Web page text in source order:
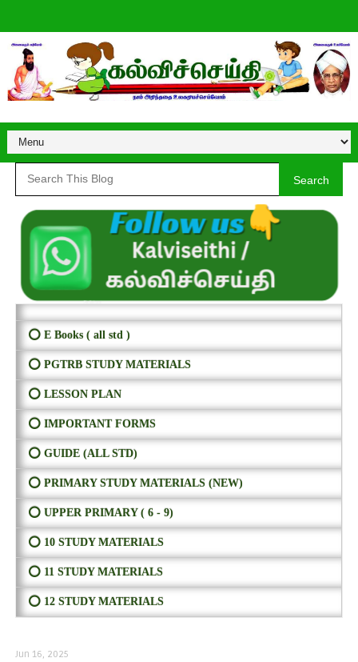
Search
⭕ E Books ( all std )
⭕ PGTRB STUDY MATERIALS
⭕ LESSON PLAN
⭕ IMPORTANT FORMS
⭕ GUIDE (ALL STD)
⭕ PRIMARY STUDY MATERIALS (NEW)
⭕ UPPER PRIMARY ( 6 - 9)
⭕ 10 STUDY MATERIALS
⭕ 11 STUDY MATERIALS
⭕ 12 STUDY MATERIALS
Jun 16, 2025